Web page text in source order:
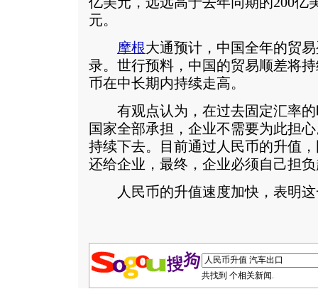
元。
摩根大通预计，中国全年的贸
录。世行预料，中国的贸易顺差将
币在中长期内持续走高。
有观点认为，在过去固定汇率的
国家全部承担，企业不需要为此担
持续下去。目前通过人民币的升值
还给企业，最终，企业必须自己担
人民币的升值速度加快，表明这
共找到 个相关新闻.